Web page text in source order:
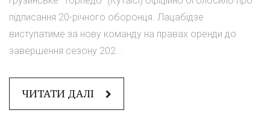
підписання 20-річного оборонця. Лацабідзе
виступатиме за нову команду на правах оренди до
завершення сезону 202...
ЧИТАТИ ДАЛІ